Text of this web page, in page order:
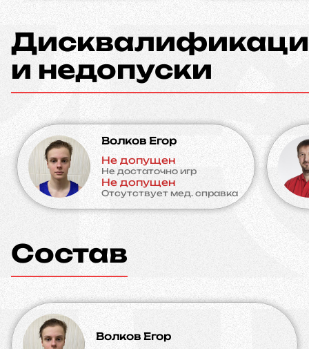
и недопуски
Волков Егор
Не допущен
Не достаточно игр
Не допущен
Отсутствует мед. справка
Состав
Волков Егор